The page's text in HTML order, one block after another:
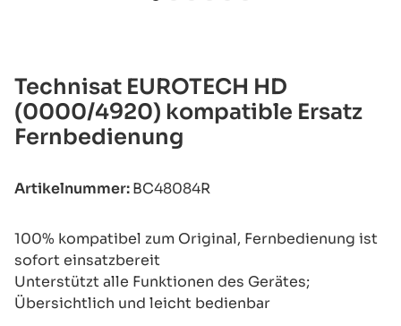
Technisat EUROTECH HD
(0000/4920) kompatible Ersatz
Fernbedienung
Artikelnummer:BC48084R
100% kompatibel zum Original, Fernbedienung ist
sofort einsatzbereit
Unterstützt alle Funktionen des Gerätes;
Übersichtlich und leicht bedienbar